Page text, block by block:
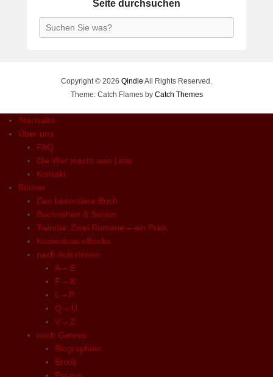
Seite durchsuchen
Search
Copyright © 2026 Qindie All Rights Reserved.
Theme: Catch Flames by Catch Themes
Startseite
Über uns
FAQ
Die Wer macht was Liste
Kontakt
Bücher
Das besondere Buch
Buchreihen & Serien
Twindie: Zwei Romane – ein Preis
Kostenlose eBooks
nach AutorInnen
A – E
F – K
L – P
Q – U
V – Z
nach Genres
Biographien
Erotik
Essays